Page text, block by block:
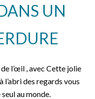
UN
l’œil , avec Cette jolie
des regards vous
au monde.